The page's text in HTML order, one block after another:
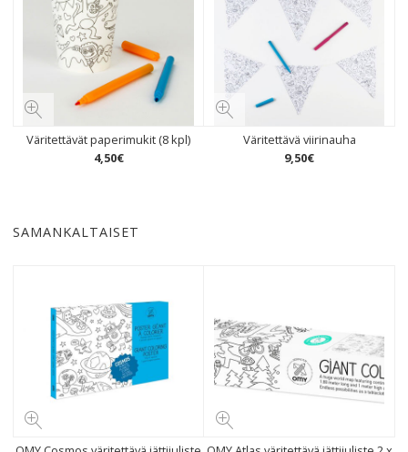
Väritettävät paperimukit (8 kpl)
4,50€
Väritettävä viirinauha
9,50€
SAMANKALTAISET